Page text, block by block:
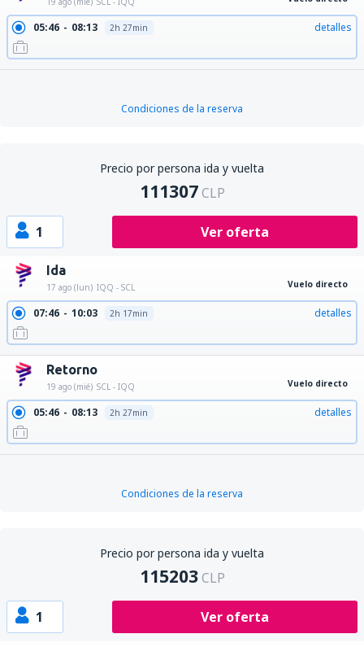
05:46 08:13 2h 27min detalles
Condiciones de la reserva
Precio por persona ida y vuelta
111307 CLP
1 Ver oferta
Ida
17 ago (lun) IQQ - SCL Vuelo directo
07:46 10:03 2h 17min detalles
Retorno
19 ago (mié) SCL - IQQ Vuelo directo
05:46 08:13 2h 27min detalles
Condiciones de la reserva
Precio por persona ida y vuelta
115203 CLP
1 Ver oferta